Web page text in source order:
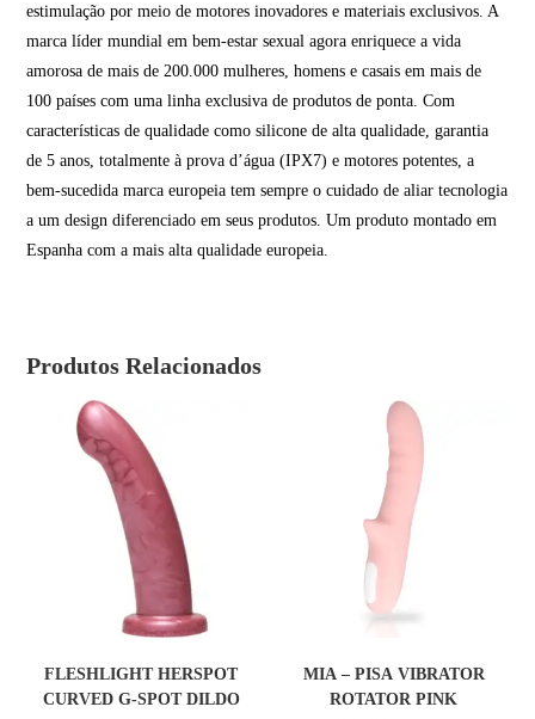
estimulação por meio de motores inovadores e materiais exclusivos. A
marca líder mundial em bem-estar sexual agora enriquece a vida
amorosa de mais de 200.000 mulheres, homens e casais em mais de
100 países com uma linha exclusiva de produtos de ponta. Com
características de qualidade como silicone de alta qualidade, garantia
de 5 anos, totalmente à prova d’água (IPX7) e motores potentes, a
bem-sucedida marca europeia tem sempre o cuidado de aliar tecnologia
a um design diferenciado em seus produtos. Um produto montado em
Espanha com a mais alta qualidade europeia.
Produtos Relacionados
FLESHLIGHT HERSPOT
CURVED G-SPOT DILDO
MIA – PISA VIBRATOR
ROTATOR PINK